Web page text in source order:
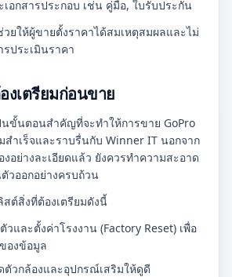
อกสารประกอบ เช่น คู่มือ, ใบรับประกัน
ยให้ผู้ขายตั้งราคาได้สมเหตุสมผลและไม่
รประเมินราคา
งเตรียมก่อนขาย
นขั้นตอนสำคัญที่จะทำให้การขาย GoPro
สำเร็จและราบรื่นกับ Winner IT นอกจาก
อย่างละเอียดแล้ว ยังควรทำความสะอาด
วออกอย่างครบถ้วน
ต์สิ่งที่ต้องเตรียมดังนี้
และตั้งค่าโรงงาน (Factory Reset) เพื่อ
องข้อมูล
ตัวกล้องและอุปกรณ์เสริมให้ดูดี